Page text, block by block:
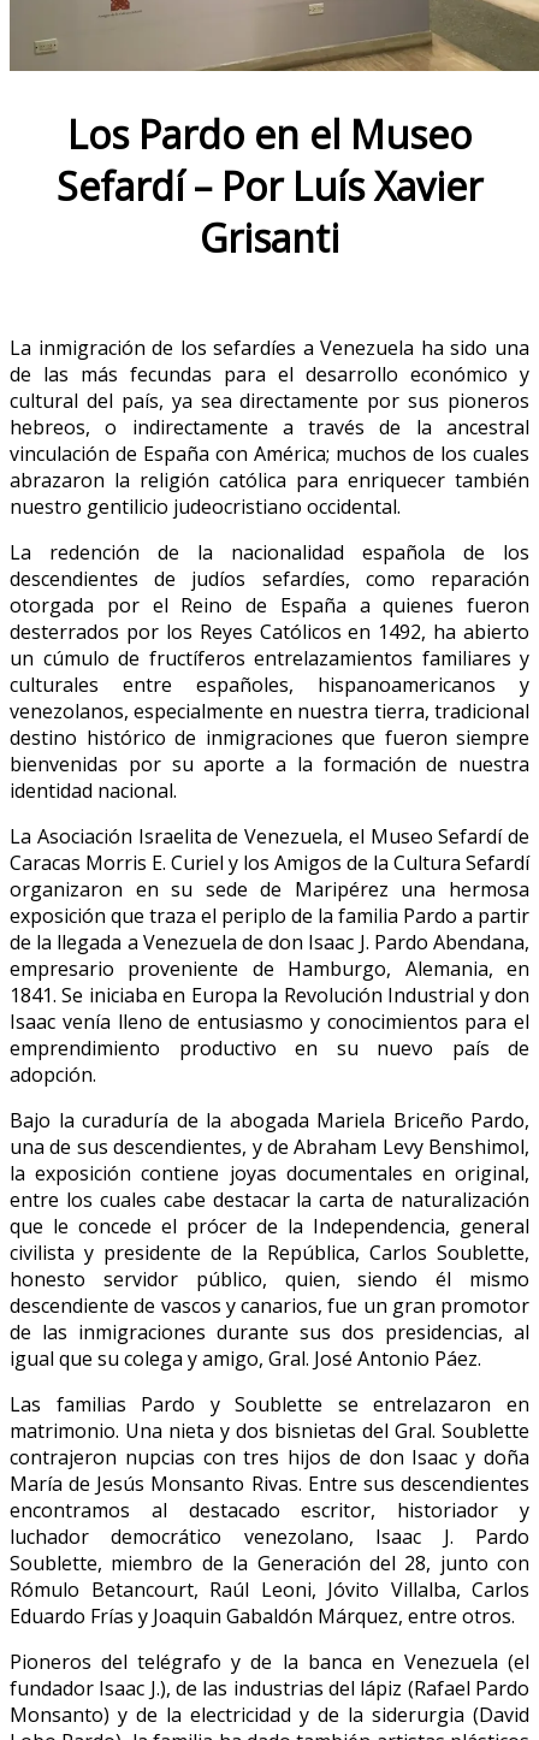
Los Pardo en el Museo
Sefardí– Por Luís Xavier
Grisanti
La inmigración de los sefardíes a Venezuela ha sido una
de las más fecundas para el desarrollo económico y
cultural del país, ya sea directamente por sus pioneros
hebreos, o indirectamente a través de la ancestral
vinculación de España con América; muchos de los cuales
abrazaron la religión católica para enriquecer también
nuestro gentilicio judeocristiano occidental.
La redención de la nacionalidad española de los
descendientes de judíos sefardíes, como reparación
otorgada por el Reino de España a quienes fueron
desterrados por los Reyes Católicos en 1492, ha abierto
un cúmulo de fructíferos entrelazamientos familiares y
culturales entre españoles, hispanoamericanos y
venezolanos, especialmente en nuestra tierra, tradicional
destino histórico de inmigraciones que fueron siempre
bienvenidas por su aporte a la formación de nuestra
identidad nacional.
La Asociación Israelita de Venezuela, el Museo Sefardí de
Caracas Morris E. Curiel y los Amigos de la Cultura Sefardí
organizaron en su sede de Maripérez una hermosa
exposición que traza el periplo de la familia Pardo a partir
de la llegada a Venezuela de don Isaac J. Pardo Abendana,
empresario proveniente de Hamburgo, Alemania, en
1841. Se iniciaba en Europa la Revolución Industrial y don
Isaac venía lleno de entusiasmo y conocimientos para el
emprendimiento productivo en su nuevo país de
adopción.
Bajo la curaduría de la abogada Mariela Briceño Pardo,
una de sus descendientes, y de Abraham Levy Benshimol,
la exposición contiene joyas documentales en original,
entre los cuales cabe destacar la carta de naturalización
que le concede el prócer de la Independencia, general
civilista y presidente de la República, Carlos Soublette,
honesto servidor público, quien, siendo él mismo
descendiente de vascos y canarios, fue un gran promotor
de las inmigraciones durante sus dos presidencias, al
igual que su colega y amigo, Gral. José Antonio Páez.
Las familias Pardo y Soublette se entrelazaron en
matrimonio. Una nieta y dos bisnietas del Gral. Soublette
contrajeron nupcias con tres hijos de don Isaac y doña
María de Jesús Monsanto Rivas. Entre sus descendientes
encontramos al destacado escritor, historiador y
luchador democrático venezolano, Isaac J. Pardo
Soublette, miembro de la Generación del 28, junto con
Rómulo Betancourt, Raúl Leoni, Jóvito Villalba, Carlos
Eduardo Frías y Joaquin Gabaldón Márquez, entre otros.
Pioneros del telégrafo y de la banca en Venezuela (el
fundador Isaac J.), de las industrias del lápiz (Rafael Pardo
Monsanto) y de la electricidad y de la siderurgia (David